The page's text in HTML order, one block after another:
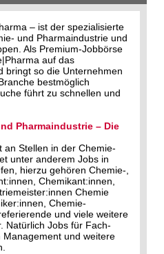
– ist der spezialisierte
und Pharmaindustrie und
Als Premium-Jobbörse
auf das
bringt so die Unternehmen
bestmöglich
führt zu schnellen und
Pharmaindustrie – Die
an Stellen in der Chemie-
unter anderem Jobs in
hierzu gehören Chemie-,
Chemikant:innen,
Chemie
Chemie-
und viele weitere
Natürlich Jobs für Fach-
und weitere